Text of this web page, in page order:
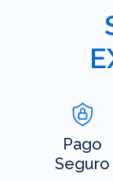
Pago
Seguro